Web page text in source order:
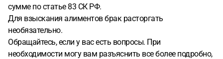
сумме по статье 83 СК РФ.
Для взыскания алиментов брак расторгать
необязательно.
Обращайтесь, если у вас есть вопросы. При
необходимости могу вам разъяснить все более подробно,